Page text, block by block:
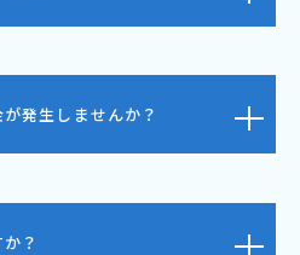
発生しませんか？
？